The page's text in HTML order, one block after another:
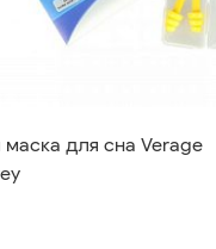
для сна Verage